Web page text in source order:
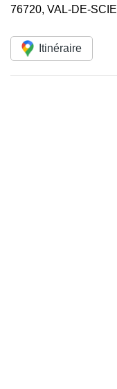
76720, VAL-DE-SCIE
Itinéraire